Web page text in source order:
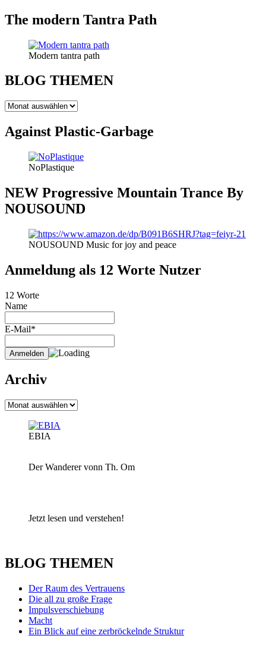
The modern Tantra Path
Modern tantra path
BLOG THEMEN
BLOG
Against Plastic-Garbage
NoPlastique
NEW Progressive Mountain Trance By
NOUSOUND
NOUSOUND Music for joy and peace
Anmeldung als 12 Worte Nutzer
12 Worte
Name
E-Mail*
Archiv
Archiv
EBIA
Der Wanderer vonn Th. Om
Jetzt lesen und verstehen!
BLOG THEMEN
Der Raum des Vertrauens
Die all zu große Frage
Impulsverschiebung
Macht
Ein Blick auf eine zerbröckelnde Struktur